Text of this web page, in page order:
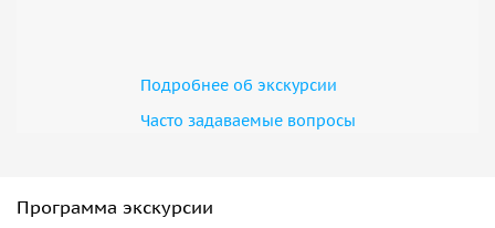
Подробнее об экскурсии
Часто задаваемые вопросы
Программа экскурсии